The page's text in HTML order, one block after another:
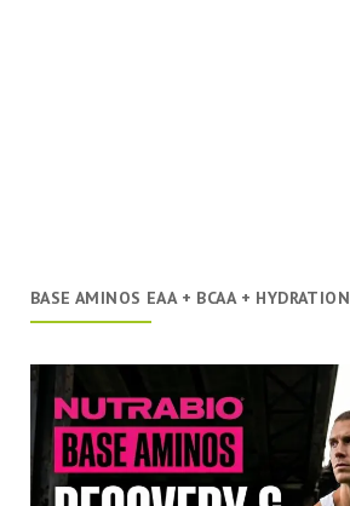
BASE AMINOS EAA + BCAA + HYDRATION